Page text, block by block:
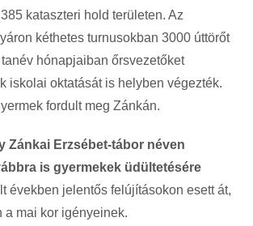
kataszteri hold területen. Az
kéthetes turnusokban 3000 úttörőt
hónapjaiban őrsvezetőket
iskolai oktatását is helyben végezték.
fordult meg Zánkán.
Zánkai Erzsébet-tábor néven
is gyermekek üdültetésére
években jelentős felújításokon esett át,
a mai kor igényeinek.